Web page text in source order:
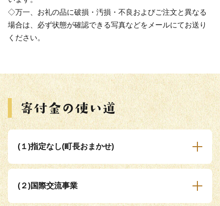
◇万一、お礼の品に破損・汚損・不良およびご注文と異なる
場合は、必ず状態が確認できる写真などをメールにてお送り
ください。
(１)指定なし(町長おまかせ)
(２)国際交流事業